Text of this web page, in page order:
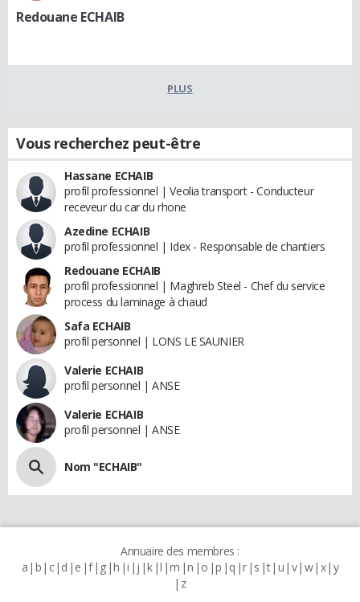
Redouane ECHAIB
PLUS
Vous recherchez peut-être
Hassane ECHAIB
profil professionnel | Veolia transport - Conducteur
receveur du car du rhone
Azedine ECHAIB
profil professionnel | Idex - Responsable de chantiers
Redouane ECHAIB
profil professionnel | Maghreb Steel - Chef du service
process du laminage à chaud
Safa ECHAIB
profil personnel | LONS LE SAUNIER
Valerie ECHAIB
profil personnel | ANSE
Valerie ECHAIB
profil personnel | ANSE
Nom "ECHAIB"
Annuaire des membres :
a b c d e f g h i j k l m n o p q r s t u v w x y
z